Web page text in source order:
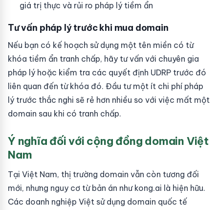
giá trị thực và rủi ro pháp lý tiềm ẩn
Tư vấn pháp lý trước khi mua domain
Nếu bạn có kế hoạch sử dụng một tên miền có từ
khóa tiềm ẩn tranh chấp, hãy tư vấn với chuyên gia
pháp lý hoặc kiểm tra các quyết định UDRP trước đó
liên quan đến từ khóa đó. Đầu tư một ít chi phí pháp
lý trước thắc nghi sẽ rẻ hơn nhiều so với việc mất một
domain sau khi có tranh chấp.
Ý nghĩa đối với cộng đồng domain Việt
Nam
Tại Việt Nam, thị trường domain vẫn còn tương đối
mới, nhưng nguy cơ từ bản án như kong.ai là hiện hữu.
Các doanh nghiệp Việt sử dụng domain quốc tế